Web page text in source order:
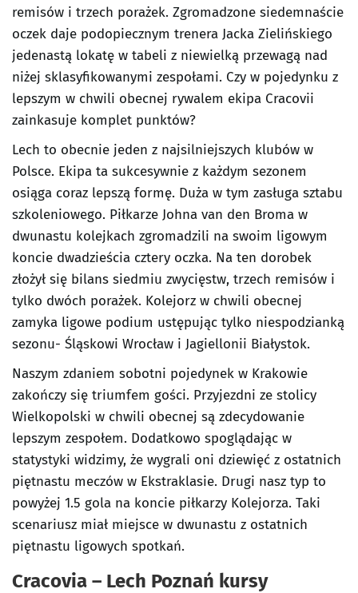
remisów i trzech porażek. Zgromadzone siedemnaście
oczek daje podopiecznym trenera Jacka Zielińskiego
jedenastą lokatę w tabeli z niewielką przewagą nad
niżej sklasyfikowanymi zespołami. Czy w pojedynku z
lepszym w chwili obecnej rywalem ekipa Cracovii
zainkasuje komplet punktów?
Lech to obecnie jeden z najsilniejszych klubów w
Polsce. Ekipa ta sukcesywnie z każdym sezonem
osiąga coraz lepszą formę. Duża w tym zasługa sztabu
szkoleniowego. Piłkarze Johna van den Broma w
dwunastu kolejkach zgromadzili na swoim ligowym
koncie dwadzieścia cztery oczka. Na ten dorobek
złożył się bilans siedmiu zwycięstw, trzech remisów i
tylko dwóch porażek. Kolejorz w chwili obecnej
zamyka ligowe podium ustępując tylko niespodzianką
sezonu- Śląskowi Wrocław i Jagiellonii Białystok.
Naszym zdaniem sobotni pojedynek w Krakowie
zakończy się triumfem gości. Przyjezdni ze stolicy
Wielkopolski w chwili obecnej są zdecydowanie
lepszym zespołem. Dodatkowo spoglądając w
statystyki widzimy, że wygrali oni dziewięć z ostatnich
piętnastu meczów w Ekstraklasie. Drugi nasz typ to
powyżej 1.5 gola na koncie piłkarzy Kolejorza. Taki
scenariusz miał miejsce w dwunastu z ostatnich
piętnastu ligowych spotkań.
Cracovia – Lech Poznań kursy